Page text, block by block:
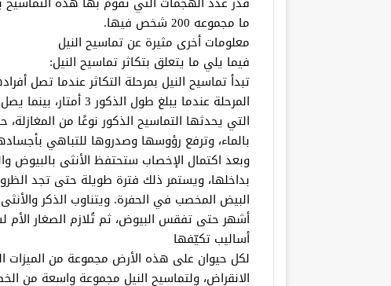
ما مجموعه 200 شخص فيها.
معلومات أخرى مثيرة عن تماسيح النيل
فيما يلي ما يتعلق بتكاثر تماسيح النيل:
تبدأ تماسيح النيل بمرحلة التكاثر عندما تصل
المرحلة عندما يبلغ طول
التي يحدثها التماسيح الذكور نوعًا من
بالماء، وترفع رؤوسها وصدروها للتباهي
وبعد اكتمال الإخصاب ستحتفظ الأنثى بالبيوض
بداخلها، ويستمر ذلك فترة طويلة حتى تجد
البيض المخصب في الحفرة. ويتناوب الذكر
أشهر حتى تفقس البيوض، ثم تُلازم الصغار الأم
أساليب تكيّفها
لكل حيوان على هذه الأرض مجموعة من الميزات